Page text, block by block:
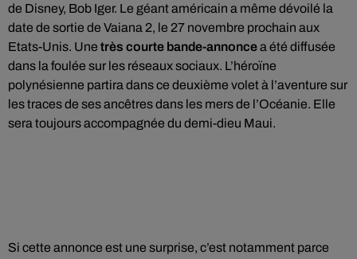
de Disney, Bob Iger. Le géant américain a même dévoilé la
date de sortie de Vaiana 2, le 27 novembre prochain aux
Etats-Unis. Une très courte bande-annoncea été diffusée
dans la foulée sur les réseaux sociaux. L’héroïne
polynésienne partira dans ce deuxième volet à l’aventure sur
les traces de ses ancêtres dans les mers de l’Océanie. Elle
sera toujours accompagnée du demi-dieu Maui.
Si cette annonce est une surprise, c’est notamment parce